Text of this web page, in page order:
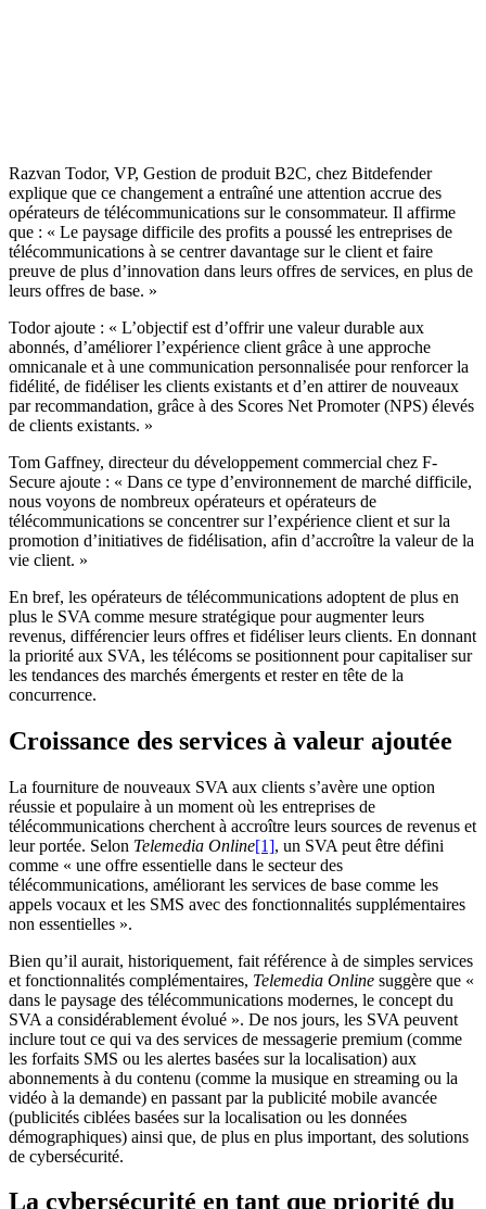
Razvan Todor, VP, Gestion de produit B2C, chez Bitdefender
explique que ce changement a entraîné une attention accrue des
opérateurs de télécommunications sur le consommateur. Il affirme
que : « Le paysage difficile des profits a poussé les entreprises de
télécommunications à se centrer davantage sur le client et faire
preuve de plus d’innovation dans leurs offres de services, en plus de
leurs offres de base. »
Todor ajoute : « L’objectif est d’offrir une valeur durable aux
abonnés, d’améliorer l’expérience client grâce à une approche
omnicanale et à une communication personnalisée pour renforcer la
fidélité, de fidéliser les clients existants et d’en attirer de nouveaux
par recommandation, grâce à des Scores Net Promoter (NPS) élevés
de clients existants. »
Tom Gaffney, directeur du développement commercial chez F-
Secure ajoute : « Dans ce type d’environnement de marché difficile,
nous voyons de nombreux opérateurs et opérateurs de
télécommunications se concentrer sur l’expérience client et sur la
promotion d’initiatives de fidélisation, afin d’accroître la valeur de la
vie client. »
En bref, les opérateurs de télécommunications adoptent de plus en
plus le SVA comme mesure stratégique pour augmenter leurs
revenus, différencier leurs offres et fidéliser leurs clients. En donnant
la priorité aux SVA, les télécoms se positionnent pour capitaliser sur
les tendances des marchés émergents et rester en tête de la
concurrence.
Croissance des services à valeur ajoutée
La fourniture de nouveaux SVA aux clients s’avère une option
réussie et populaire à un moment où les entreprises de
télécommunications cherchent à accroître leurs sources de revenus et
leur portée. Selon Telemedia Online[1], un SVA peut être défini
comme « une offre essentielle dans le secteur des
télécommunications, améliorant les services de base comme les
appels vocaux et les SMS avec des fonctionnalités supplémentaires
non essentielles ».
Bien qu’il aurait, historiquement, fait référence à de simples services
et fonctionnalités complémentaires, Telemedia Online suggère que «
dans le paysage des télécommunications modernes, le concept du
SVA a considérablement évolué ». De nos jours, les SVA peuvent
inclure tout ce qui va des services de messagerie premium (comme
les forfaits SMS ou les alertes basées sur la localisation) aux
abonnements à du contenu (comme la musique en streaming ou la
vidéo à la demande) en passant par la publicité mobile avancée
(publicités ciblées basées sur la localisation ou les données
démographiques) ainsi que, de plus en plus important, des solutions
de cybersécurité.
La cybersécurité en tant que priorité du